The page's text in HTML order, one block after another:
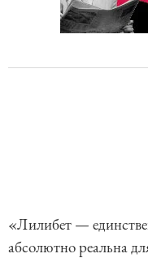
«Лилибет —
абсолютно реальна